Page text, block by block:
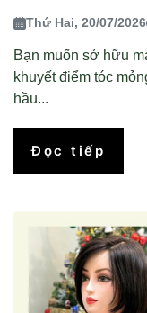
Thứ Hai, 20/07/2026
Bạn muốn sở hữu
khuyết điểm tóc
hầu...
Đọc tiếp